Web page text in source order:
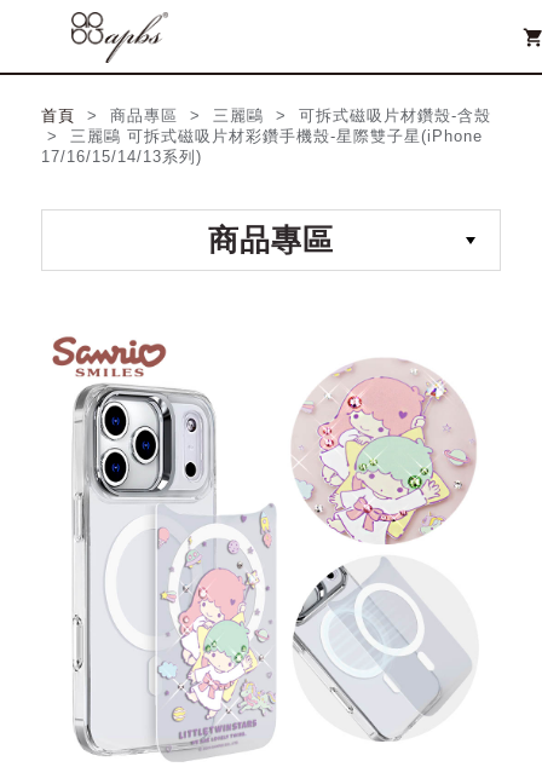
首頁
> 商品專區 > 三麗鷗 > 可拆式磁吸片材鑽殼-含殼
> 三麗鷗 可拆式磁吸片材彩鑽手機殼-星際雙子星(iPhone
17/16/15/14/13系列)
商品專區